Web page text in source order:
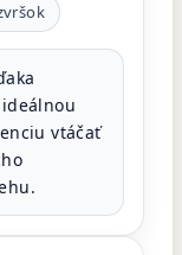
vtáčať